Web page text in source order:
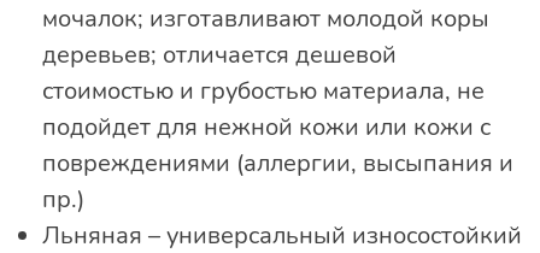
мочалок; изготавливают молодой коры
деревьев; отличается дешевой
стоимостью и грубостью материала, не
подойдет для нежной кожи или кожи с
повреждениями (аллергии, высыпания и
пр.)
Льняная – универсальный износостойкий